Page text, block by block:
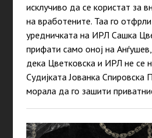
исклучиво да се користат за
на вработените. Таа го
уредничката на ИРЛ Сашка
прифати само оној на
дека Цветковска и ИРЛ не се
Судијката Јованка Спировска
морала да го зашити